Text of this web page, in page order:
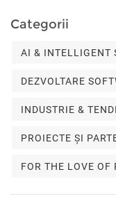
Categorii
AI & INTELLIGENT
DEZVOLTARE
INDUSTRIE &
PROIECTE ȘI
FOR THE LOVE OF